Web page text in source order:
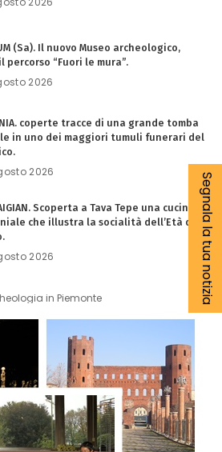
(Sa). Il nuovo Museo archeologico,
percorso “Fuori le mura”.
2026
coperte tracce di una grande tomba
in uno dei maggiori tumuli funerari del
2026
Scoperta a Tava Tepe una cucina
che illustra la socialità dell’Età del
2026
in Piemonte Segnala la tua notizia